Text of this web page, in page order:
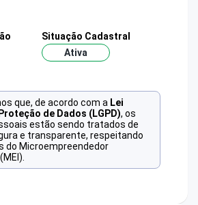
Situação Cadastral
Ativa
que, de acordo com a Lei
de Dados (LGPD), os
estão sendo tratados de
e transparente, respeitando
do Microempreendedor